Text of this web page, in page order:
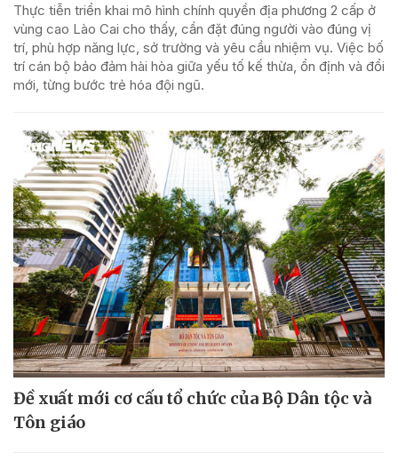
Thực tiễn triển khai mô hình chính quyền địa phương 2 cấp ở
vùng cao Lào Cai cho thấy, cần đặt đúng người vào đúng vị
trí, phù hợp năng lực, sở trường và yêu cầu nhiệm vụ. Việc bố
trí cán bộ bảo đảm hài hòa giữa yếu tố kế thừa, ổn định và đổi
mới, từng bước trẻ hóa đội ngũ.
Đề xuất mới cơ cấu tổ chức của Bộ Dân tộc và
Tôn giáo